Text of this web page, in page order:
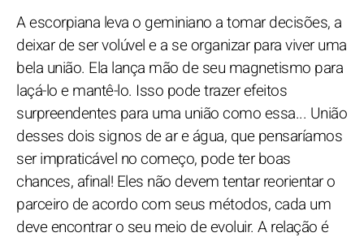
A escorpiana leva o geminiano a tomar decisões, a
deixar de ser volúvel e a se organizar para viver uma
bela união. Ela lança mão de seu magnetismo para
laçá-lo e mantê-lo. Isso pode trazer efeitos
surpreendentes para uma união como essa... União
desses dois signos de ar e água, que pensaríamos
ser impraticável no começo, pode ter boas
chances, afinal! Eles não devem tentar reorientar o
parceiro de acordo com seus métodos, cada um
deve encontrar o seu meio de evoluir. A relação é